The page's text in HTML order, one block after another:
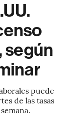
según
puede
de las tasas